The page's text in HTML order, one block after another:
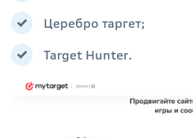
Церебро таргет;
Target Hunter.